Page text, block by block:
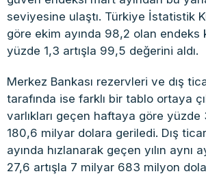
seviyesine ulaştı. Türkiye İstatistik
göre ekim ayında 98,2 olan endeks
yüzde 1,3 artışla 99,5 değerini aldı.
Merkez Bankası rezervleri ve dış
tarafında ise farklı bir tablo ortaya
varlıkları geçen haftaya göre
180,6 milyar dolara geriledi. Dış
ayında hızlanarak geçen yılın aynı
27,6 artışla 7 milyar 683 milyon